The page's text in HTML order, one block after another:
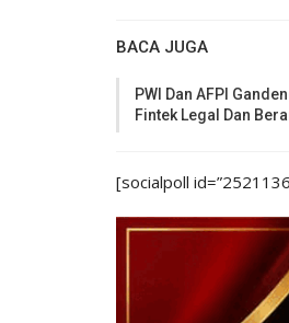
BACA JUGA
PWI Dan AFPI
Fintek Legal Dan
[socialpoll